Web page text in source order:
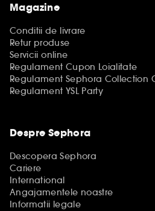
Magazine
Conditii de livrare
Retur produse
Servicii online
Regulament Cupon Loialitate
Regulament Sephora Collection
Regulament YSL Party
Despre Sephora
Descopera Sephora
Cariere
International
Angajamentele noastre
Informatii legale